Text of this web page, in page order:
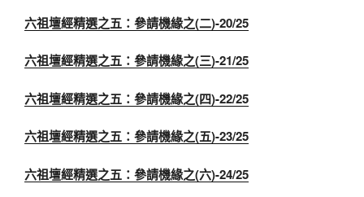
六祖壇經精選之五：參請機緣之(二)-20/25
六祖壇經精選之五：參請機緣之(三)-21/25
六祖壇經精選之五：參請機緣之(四)-22/25
六祖壇經精選之五：參請機緣之(五)-23/25
六祖壇經精選之五：參請機緣之(六)-24/25